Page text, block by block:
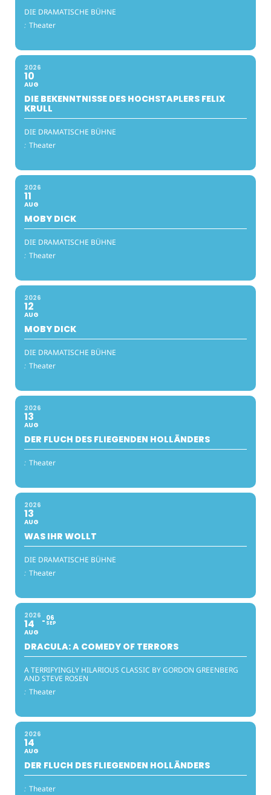
DIE DRAMATISCHE BÜHNE
: Theater
2026
10
AUG
DIE BEKENNTNISSE DES HOCHSTAPLERS FELIX
KRULL
DIE DRAMATISCHE BÜHNE
: Theater
2026
11
AUG
MOBY DICK
DIE DRAMATISCHE BÜHNE
: Theater
2026
12
AUG
MOBY DICK
DIE DRAMATISCHE BÜHNE
: Theater
2026
13
AUG
DER FLUCH DES FLIEGENDEN HOLLÄNDERS
: Theater
2026
13
AUG
WAS IHR WOLLT
DIE DRAMATISCHE BÜHNE
: Theater
2026
14
AUG
06
SEP
DRACULA: A COMEDY OF TERRORS
A TERRIFYINGLY HILARIOUS CLASSIC BY GORDON GREENBERG
AND STEVE ROSEN
: Theater
2026
14
AUG
DER FLUCH DES FLIEGENDEN HOLLÄNDERS
: Theater